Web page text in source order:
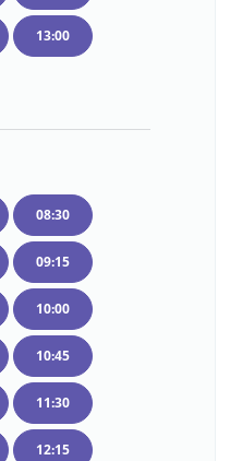
13:00
08:30
09:15
10:00
10:45
11:30
12:15